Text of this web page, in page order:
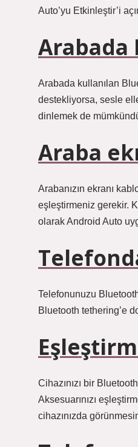
Auto’yu Etkinleştir’i
Arabada
Arabada kullanılan
destekliyorsa, sesle
dinlemek de
Araba
Arabanızın ekranı
eşleştirmeniz gerekir.
olarak Android Auto
Telefonunuzu
Bluetooth tethering’e
Cihazınızı bir
Aksesuarınızı
cihazınızda